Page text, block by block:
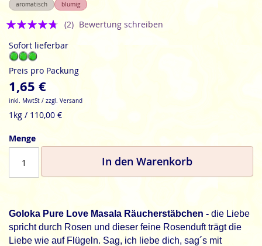
aromatisch blumig
Bewertung:
(2) Bewertung schreiben
Sofort lieferbar
Preis pro Packung
1,65 €
inkl. MwtSt / zzgl. Versand
1kg / 110,00 €
Menge
In den Warenkorb
Goloka Pure Love Masala Räucherstäbchen - die Liebe
spricht durch Rosen und dieser feine Rosenduft trägt die
Liebe wie auf Flügeln. Sag, ich liebe dich, sag´s mit